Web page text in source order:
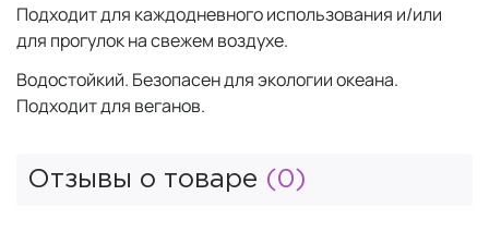
Подходит для каждодневного использования и/или
для прогулок на свежем воздухе.
Водостойкий. Безопасен для экологии океана.
Подходит для веганов.
Отзывы о товаре (0)